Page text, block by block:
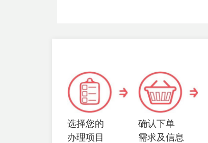
选择您的
办理项目
确认下单
需求及信息